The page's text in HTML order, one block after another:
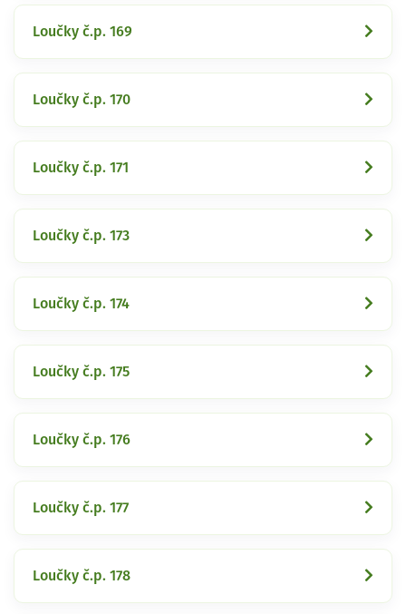
Loučky č.p. 169
Loučky č.p. 170
Loučky č.p. 171
Loučky č.p. 173
Loučky č.p. 174
Loučky č.p. 175
Loučky č.p. 176
Loučky č.p. 177
Loučky č.p. 178